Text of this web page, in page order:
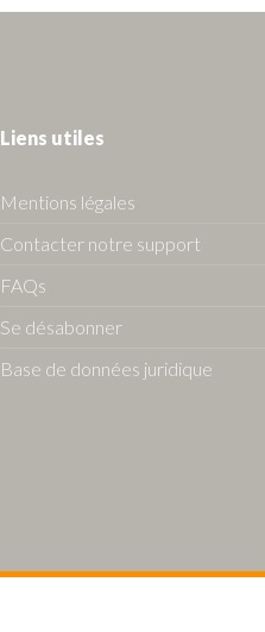
Liens utiles
Mentions légales
Contacter notre support
FAQs
Se désabonner
Base de données juridique